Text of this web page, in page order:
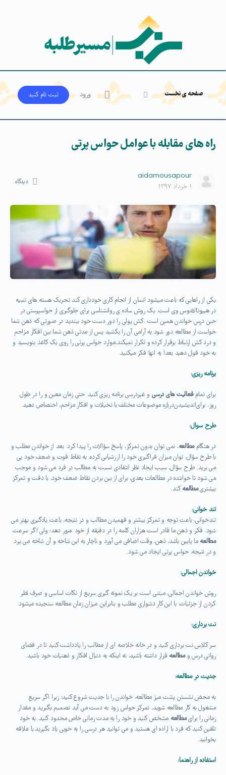
صفحه ی نخست ورود ثبت‌ نام کنید
راه های مقابله با عوامل حواس پرتی
aidamousapour
۱ خرداد ۱۳۹۷
دیدگاه
یکی از راهایی که باعث میشود انسان از انجام کاری خودداری کند تحریک هسته های تنبیه
در هیپوتالاموس وی است. یک روش ساده ی روانشناسی برای جلوگیری از حواسپرستی در
حین درس خواندن همین است .کش پولی را دور دست خود ببندید در صورتی که ذهن شما
خواست از مطالعه دور شود به آرامی آن را بکشید پس از مدتی ذهن شما بین افکار مزاحم
و درد کش ارتباط برقرار کرده و تکرار نمیکند.موارد حواس پرتی را روی یک کاغذ بنویسید و
به خود قول دهید بعدا به انها فکر میکنید.
برنامه ریزی:
برای تمام فعالیت های درسی و غیردرسی برنامه ریزی کنید. حتی زمان معین و را در طول
روز، برای اندیشیدن درباره موضوعات مختلف با تخیلات و افکار مزاحم، اختصاص دهید.
طرح سوال:
در هنگاممطالعه، نمی توان بدون تمرکز، پاسخ سؤالات را پیدا کرد. بعد از خواندن مطلب و
با طرح سؤال، توان میزان فراگیری خود را ارزشیابی کرده، به نقاط قوت و ضعف خود پی
می برید. طرح سؤال، سبب ایجاد نظر انتقادی نسبت به مطالب در فرد می شود و موجب
می شود تا خواننده در مطالعات بعدی، برای از بین بردن نقاط ضعف خود، با دقت و تمرکز
بیشتریمطالعهکند.
تند خوانی:
تندخوانی، باعث توجه و تمرکز بیشتر و فهمیدن مطالب و در نتیجه، باعث یادگیری بهتر می
شود. فکر و ذهن ما قادر است هزاران کلمه را در دقیقه از خود عبور دهد؛ ولی اگر سرعت
مطالعه ما پایین باشد، ذهن، وقت اضافی می آورد و ناچار به این شاخه و آن شاخه می پرد
و در نتیجه، حواس پرتی ایجاد می شود.
خواندن اجمالی:
روش خواندن اجمالی، مبتنی است بر یک نمونه گیری سریع از نکات اساسی و صرف نظر
کردن از جزئیات. با این کار دشواری مطلب و بنابراین میزان زمان مطالعه سنجیده میشود.
نت برداری:
سر کلاس نت برداری کنید و در خانه خلاصه ای از مطالب را یادداشت کنید تا در فضای
روانی درس ومطالعه قرار داشته باشید، نه اینکه به دنبال افکار و ذهنیات خود باشید.
جدیت در مطالعه:
به محض نشستن پشت میز مطالعه، خواندن را با جدیت شروع کنید؛ زیرا اگر سریع
مشغول به کار مطالعه شوید، تمرکز حواس زود به دست می آید تصمیم بگیرید و مقدار
زمانی را برایمطالعه مشخص کنید و خود را به مدت زمانی خاص محدود کنید. به خود
تلقین کنید که فرد با اراده ای هستید و می توانید هر درسی را به خوبی یاد بگیرید.با علاقه
بخوانید.
استفاده از راهنما: